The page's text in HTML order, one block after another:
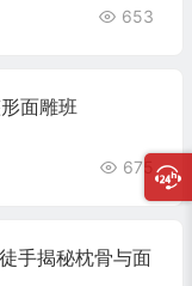
653
面雕班
675
手揭秘枕骨与面